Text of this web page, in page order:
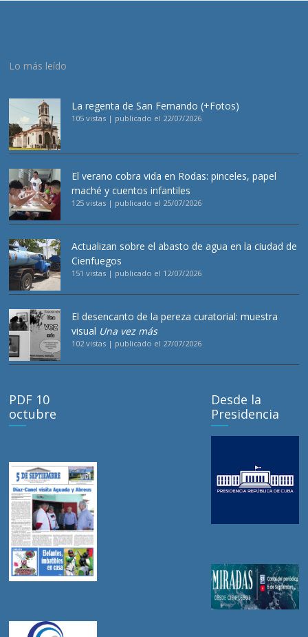
Lo más leído
La regenta de San Fernando (+Fotos)
105 vistas | publicado el 22/07/2026
El verano cobra vida en Rodas: pinceles, papel
maché y cuentos infantiles
125 vistas | publicado el 25/07/2026
Actualizan sobre el abasto de agua en la ciudad de
Cienfuegos
151 vistas | publicado el 12/07/2026
El desencanto de la pereza curatorial: muestra
visual Una vez más
102 vistas | publicado el 27/07/2026
PDF 10
octubre
Desde la
Presidencia